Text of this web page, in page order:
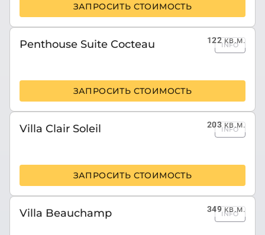
ЗАПРОСИТЬ СТОИМОСТЬ
122кв.м.
Penthouse Suite Cocteau INFO
ЗАПРОСИТЬ СТОИМОСТЬ
203кв.м.
Villa Clair Soleil INFO
ЗАПРОСИТЬ СТОИМОСТЬ
349кв.м.
Villa Beauchamp INFO